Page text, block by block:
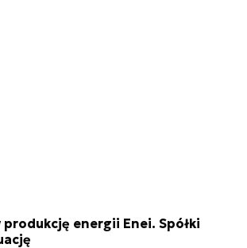
produkcję energii Enei. Spółki